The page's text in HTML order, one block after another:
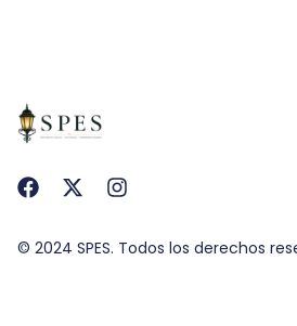
© 2024 SPES. Todos los derechos